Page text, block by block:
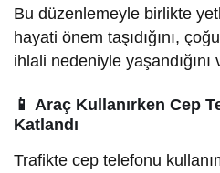
Bu düzenlemeyle birlikte
hayati önem taşıdığını,
ihlali nedeniyle yaşandığını
📱 Araç Kullanırken Cep
Katlandı
Trafikte cep telefonu